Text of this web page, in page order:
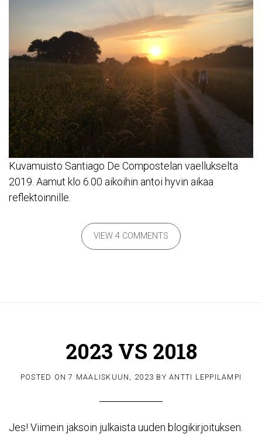
Kuvamuisto Santiago De Compostelan vaellukselta
2019. Aamut klo 6.00 aikoihin antoi hyvin aikaa
reflektoinnille.
VIEW 4 COMMENTS
2023 VS 2018
POSTED ON7 MAALISKUUN, 2023 BYANTTI LEPPILAMPI
Jes! Viimein jaksoin julkaista uuden blogikirjoituksen.